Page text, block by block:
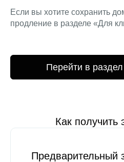
Если вы хотите сохранить
продление в разделе «Для
Перейти в
Как получить
Предварительный